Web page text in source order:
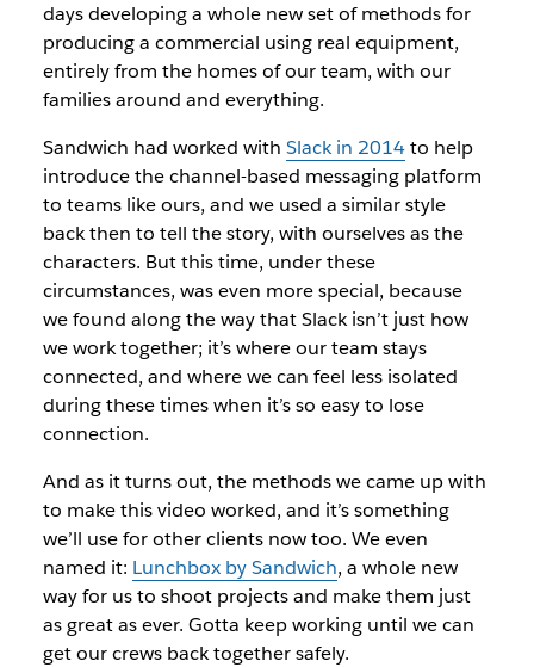
days developing a whole new set of methods for
producing a commercial using real equipment,
entirely from the homes of our team, with our
families around and everything.
Sandwich had worked with Slack in 2014to help
introduce the channel-based messaging platform
to teams like ours, and we used a similar style
back then to tell the story, with ourselves as the
characters. But this time, under these
circumstances, was even more special, because
we found along the way that Slack isn’t just how
we work together; it’s where our team stays
connected, and where we can feel less isolated
during these times when it’s so easy to lose
connection.
And as it turns out, the methods we came up with
to make this video worked, and it’s something
we’ll use for other clients now too. We even
named it: Lunchbox by Sandwich, a whole new
way for us to shoot projects and make them just
as great as ever. Gotta keep working until we can
get our crews back together safely.